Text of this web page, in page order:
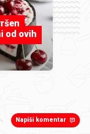
od ovih
Napiši komentar